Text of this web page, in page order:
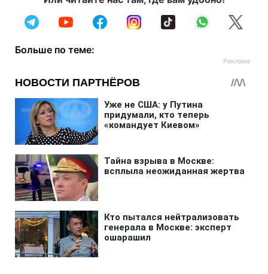
Больше по теме: